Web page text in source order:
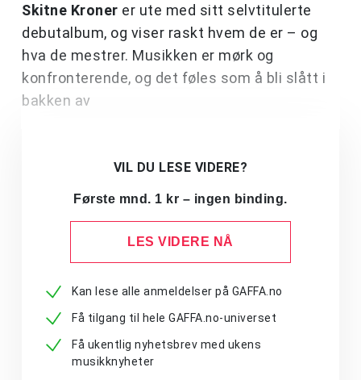
Skitne Kroner er ute med sitt selvtitulerte
debutalbum, og viser raskt hvem de er – og
hva de mestrer. Musikken er mørk og
konfronterende, og det føles som å bli slått i
bakken av
VIL DU LESE VIDERE?
Første mnd. 1 kr – ingen binding.
LES VIDERE NÅ
Kan lese alle anmeldelser på GAFFA.no
Få tilgang til hele GAFFA.no-universet
Få ukentlig nyhetsbrev med ukens
musikknyheter